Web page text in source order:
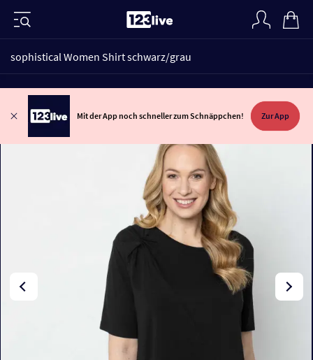
sophistical Women Shirt schwarz/grau
Mit der App noch schneller zum Schnäppchen! Zur App